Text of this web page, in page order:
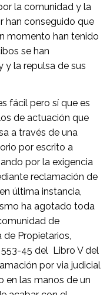
la comunidad y la
han conseguido que
momento han tenido
se han
y la repulsa de sus
fácil pero sí que es
de actuación que
a través de una
por escrito a
por la exigencia
reclamación de
última instancia,
ha agotado toda
de
de Propietarios,
45 del Libro V del
por via judicial
en las manos de un